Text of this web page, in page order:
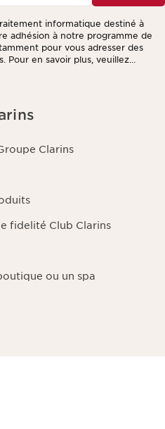
informatique destiné à
adhésion à notre programme de
pour vous adresser des
Pour en savoir plus, veuillez
Clarins
fidelité Club Clarins
ou un spa